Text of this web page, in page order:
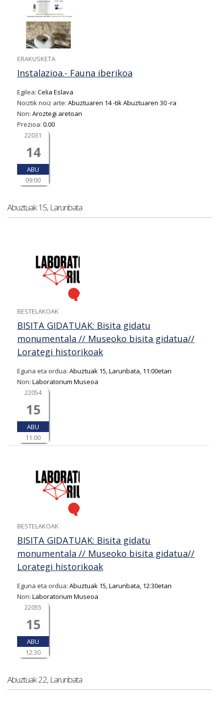
ERAKUSKETA
Instalazioa.- Fauna iberikoa
Egilea: Celia Eslava
Noiztik noiz arte: Abuztuaren 14-tikAbuztuaren 30-ra
Non: Aroztegi aretoan
Prezioa: 0.00
22031
14
ABU
09:00
Abuztuak 15, Larunbata
BESTELAKOAK
BISITA GIDATUAK: Bisita gidatu
monumentala // Museoko bisita gidatua//
Lorategi historikoak
Eguna eta ordua: Abuztuak 15, Larunbata, 11:00etan
Non: Laboratorium Museoa
22054
15
ABU
11:00
BESTELAKOAK
BISITA GIDATUAK: Bisita gidatu
monumentala // Museoko bisita gidatua//
Lorategi historikoak
Eguna eta ordua: Abuztuak 15, Larunbata, 12:30etan
Non: Laboratorium Museoa
22055
15
ABU
12:30
Abuztuak 22, Larunbata